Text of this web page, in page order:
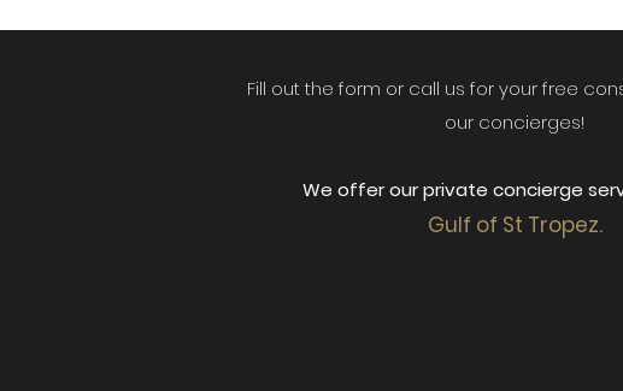
Fill out the form or call us for your free
our concierges!
We offer our private concierge
Gulf of St Tropez.